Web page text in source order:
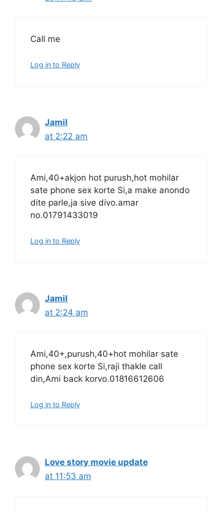
Call me
Log in to Reply
Jamil
at 2:22 am
Ami,40+akjon hot purush,hot mohilar
sate phone sex korte Si,a make anondo
dite parle,ja sive divo.amar
no.01791433019
Log in to Reply
Jamil
at 2:24 am
Ami,40+,purush,40+hot mohilar sate
phone sex korte Si,raji thakle call
din,Ami back korvo.01816612606
Log in to Reply
Love story movie update
at 11:53 am